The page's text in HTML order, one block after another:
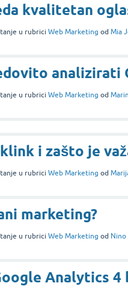
kvalitetan
u rubrici Web Marketing od Mia
analizirati
u rubrici Web Marketing od
i zašto je
u rubrici Web Marketing od
marketing?
u rubrici Web Marketing od Nino
Analytics 4